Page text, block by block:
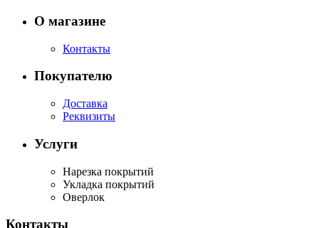
О магазине
Контакты
Покупателю
Доставка
Реквизиты
Услуги
Нарезка покрытий
Укладка покрытий
Оверлок
Контакты